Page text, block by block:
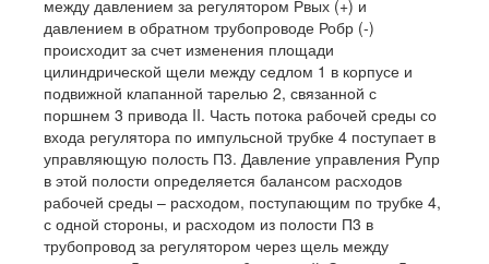
между давлением за регулятором Рвых (+) и
давлением в обратном трубопроводе Робр (-)
происходит за счет изменения площади
цилиндрической щели между седлом 1 в корпусе и
подвижной клапанной тарелью 2, связанной с
поршнем 3 привода II. Часть потока рабочей среды со
входа регулятора по импульсной трубке 4 поступает в
управляющую полость П3. Давление управления Pупр
в этой полости определяется балансом расходов
рабочей среды – расходом, поступающим по трубке 4,
с одной стороны, и расходом из полости П3 в
трубопровод за регулятором через щель между